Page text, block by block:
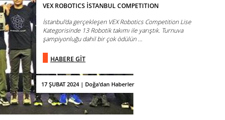
17 ŞUBAT 2024 | Doğa'dan Haberler
VEX ROBOTICS İSTANBUL COMPETITION
İstanbul'da gerçekleşen VEX Robotics Competition Lise
Kategorisinde 13 Robotik takımı ile yarıştık. Turnuva
şampiyonluğu dahil bir çok ödülün ...
HABERE GİT